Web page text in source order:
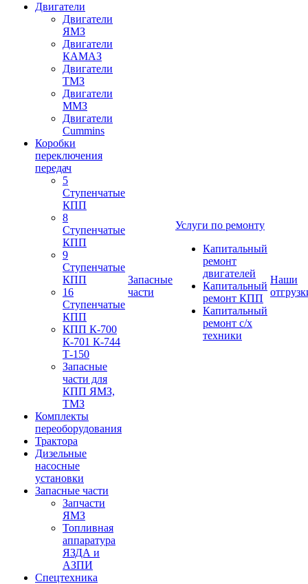
Двигатели
Двигатели
ЯМЗ
Двигатели
КАМАЗ
Двигатели
ТМЗ
Двигатели
ММЗ
Двигатели
Cummins
Коробки
переключения
передач
5
Ступенчатые
КПП
8
Ступенчатые
КПП
9
Ступенчатые
КПП
16
Ступенчатые
КПП
КПП К-700
К-701 К-744
Т-150
Запасные
части для
КПП ЯМЗ,
ТМЗ
Комплекты
переоборудования
Трактора
Дизельные
насосные
установки
Запасные части
Запчасти
ЯМЗ
Топливная
аппаратура
ЯЗДА и
АЗПИ
Спецтехника
Запасные
части
Услуги по ремонту
Капитальный
ремонт
двигателей
Капитальный
ремонт КПП
Капитальный
ремонт с/х
техники
Наши